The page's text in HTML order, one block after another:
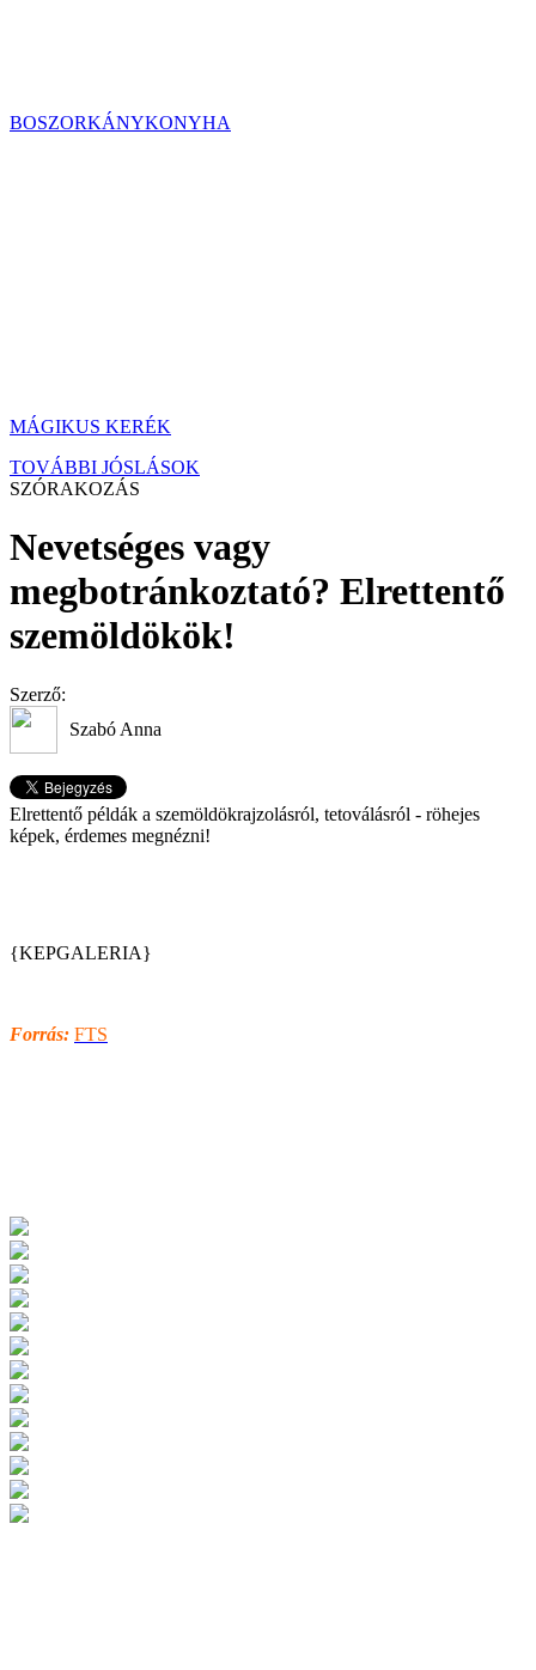
BOSZORKÁNYKONYHA
MÁGIKUS KERÉK
TOVÁBBI JÓSLÁSOK
SZÓRAKOZÁS
Nevetséges vagy
megbotránkoztató? Elrettentő
szemöldökök!
Szerző:
Szabó Anna
Elrettentő példák a szemöldökrajzolásról, tetoválásról - röhejes
képek, érdemes megnézni!
{KEPGALERIA}
Forrás: FTS